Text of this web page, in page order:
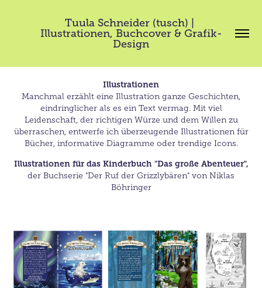
Tuula Schneider (tusch) |
Illustrationen, Buchcover & Grafik-
Design
Illustrationen
Manchmal erzählt eine Illustration ganze Geschichten,
eindringlicher als es ein Text vermag. Mit viel
Leidenschaft, der richtigen Würze und dem Willen zu
überraschen, entwerfe ich überzeugende Illustrationen für
Bücher, informative Diagramme oder trendige Icons.
Illustrationen für das Kinderbuch "Das große Abenteuer",
der Buchserie "Der Ruf der Grizzlybären" von Niklas
Böhringer